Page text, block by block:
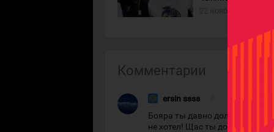
Комментарии
ersin ssss
Бояра ты давно должен был
не хотел! Щас ты доказал это !